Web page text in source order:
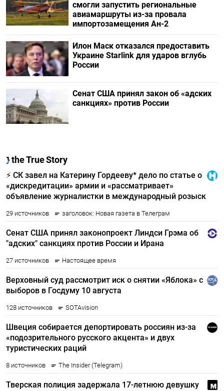
смогли запустить региональные
авиамаршруты из-за провала
импортозамещения Ан-2
Илон Маск отказался предоставить
Украине Starlink для ударов вглубь
России
Сенат США принял закон об «адских
санкциях» против России